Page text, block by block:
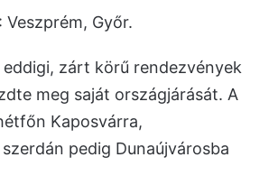
Veszprém, Győr.
zárt körű rendezvények
meg saját országjárását. A
Kaposvárra,
pedig Dunaújvárosba